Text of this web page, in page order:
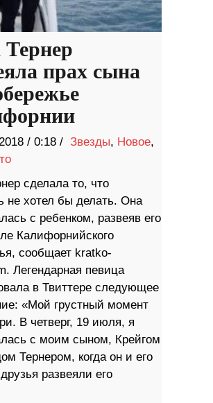
прах сына
/ 0:18 / Звезды, Новое,
сделала то, что
не хотел бы делать. Она
с ребенком, развеяв его
Калифорнийского
сообщает kratko-
Легендарная певица
в Твиттере следующее
«Мой грустный момент
В четверг, 19 июля, я
с моим сыном, Крейгом
Тернером, когда он и его
развеяли его